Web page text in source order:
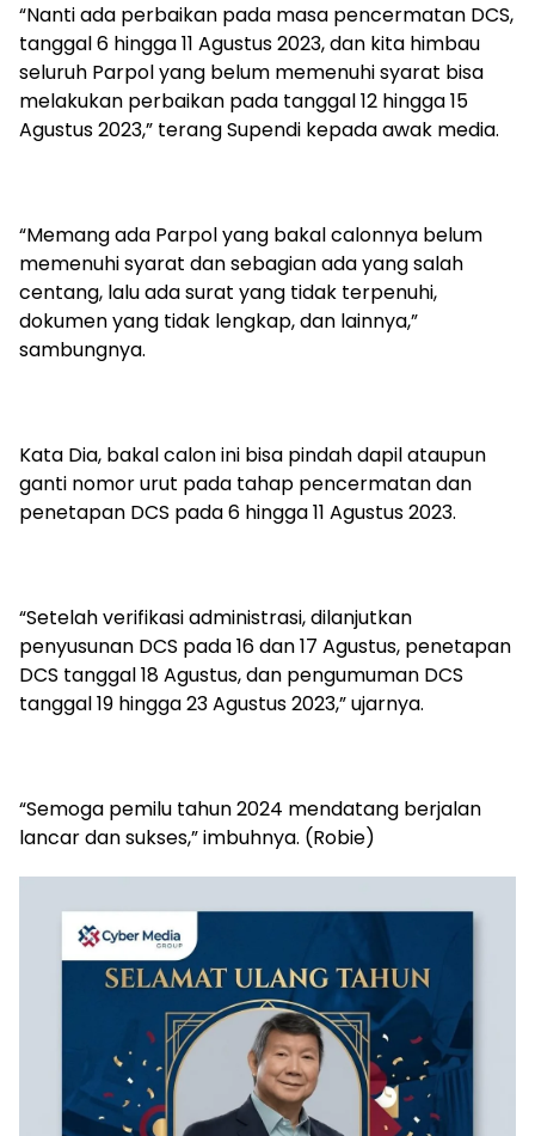
“Nanti ada perbaikan pada masa pencermatan DCS,
tanggal 6 hingga 11 Agustus 2023, dan kita himbau
seluruh Parpol yang belum memenuhi syarat bisa
melakukan perbaikan pada tanggal 12 hingga 15
Agustus 2023,” terang Supendi kepada awak media.
“Memang ada Parpol yang bakal calonnya belum
memenuhi syarat dan sebagian ada yang salah
centang, lalu ada surat yang tidak terpenuhi,
dokumen yang tidak lengkap, dan lainnya,”
sambungnya.
Kata Dia, bakal calon ini bisa pindah dapil ataupun
ganti nomor urut pada tahap pencermatan dan
penetapan DCS pada 6 hingga 11 Agustus 2023.
“Setelah verifikasi administrasi, dilanjutkan
penyusunan DCS pada 16 dan 17 Agustus, penetapan
DCS tanggal 18 Agustus, dan pengumuman DCS
tanggal 19 hingga 23 Agustus 2023,” ujarnya.
“Semoga pemilu tahun 2024 mendatang berjalan
lancar dan sukses,” imbuhnya. (Robie)